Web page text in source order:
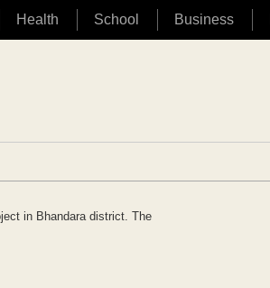
Health School Business
in Bhandara district. The